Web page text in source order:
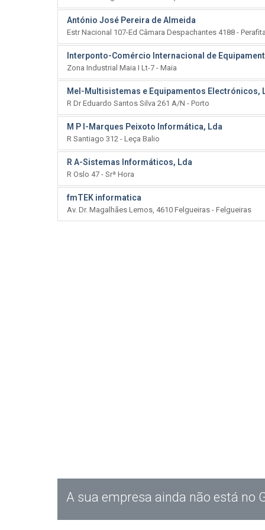
António José Pereira de Almeida
Estr Nacional 107-Ed Câmara Despachantes 4188 - Perafita
Interponto-Comércio Internacional de
Zona Industrial Maia I Lt-7 - Maia
Mel-Multisistemas e Equipamentos Electrónicos,
R Dr Eduardo Santos Silva 261 A/N - Porto
M P I-Marques Peixoto Informática, Lda
R Santiago 312 - Leça Balio
R A-Sistemas Informáticos, Lda
R Oslo 47 - Srª Hora
fmTEK informatica
Av. Dr. Magalhães Lemos, 4610 Felgueiras - Felgueiras
A sua empresa ainda não está no